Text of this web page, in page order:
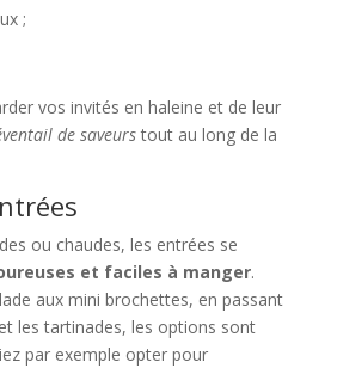
;
vos invités en haleine et de leur
de saveurstout au long de la
ou chaudes, les entrées se
et faciles à manger.
aux mini brochettes, en passant
les tartinades, les options sont
par exemple opter pour